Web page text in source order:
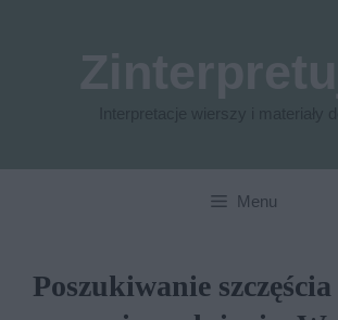
Menu
Poszukiwanie szczęścia